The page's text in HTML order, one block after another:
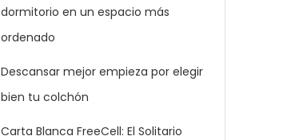
dormitorio en un espacio más
ordenado
Descansar mejor empieza por elegir
bien tu colchón
Carta Blanca FreeCell: El Solitario